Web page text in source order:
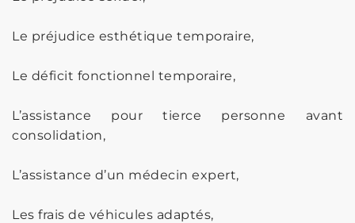
Le préjudice esthétique temporaire,
Le déficit fonctionnel temporaire,
L’assistance pour tierce personne avant
consolidation,
L’assistance d’un médecin expert,
Les frais de véhicules adaptés,